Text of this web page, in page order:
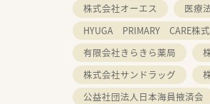
株式会社オーエス
医療
HYUGA PRIMARY CARE株
有限会社きらきら薬局
株式会社サンドラッグ
公益社団法人日本海員掖済会